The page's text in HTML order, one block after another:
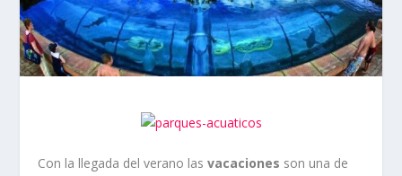
Con la llegada del verano lasvacaciones son una de